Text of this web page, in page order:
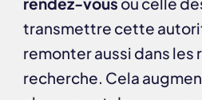
transmettre cette
remonter aussi dans les
recherche. Cela